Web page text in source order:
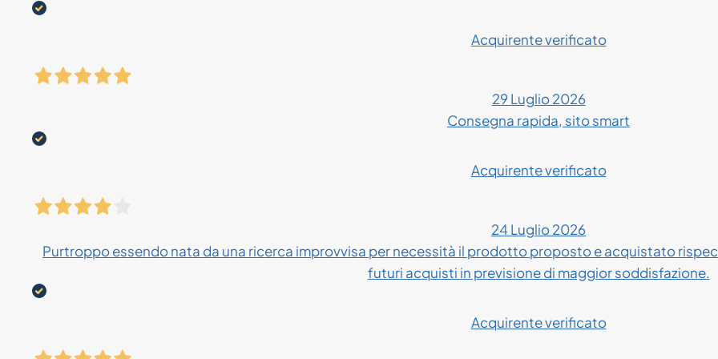
Acquirente verificato
29 Luglio 2026
Consegna rapida, sito smart
Acquirente verificato
24 Luglio 2026
Purtroppo essendo nata da una ricerca improvvisa per necessità il prodotto proposto e acquistato
futuri acquisti in previsione di maggior soddisfazione.
Acquirente verificato